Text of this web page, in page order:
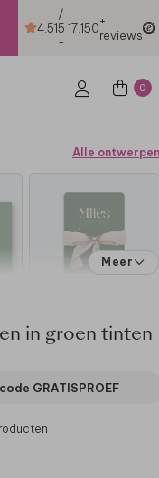
4.51
/
5
-
17.150+
reviews
0
Alle ontwerpen
Meer
in groen tinten
GRATISPROEF